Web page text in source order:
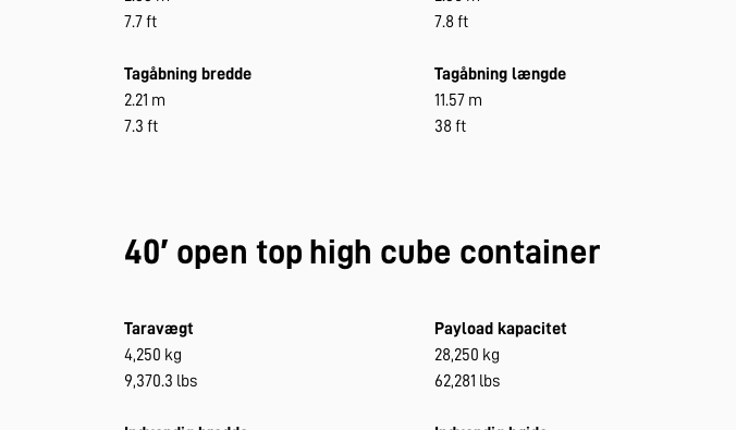
7.7 ft
7.8 ft
Tagåbning bredde
2.21 m
7.3 ft
Tagåbning længde
11.57 m
38 ft
40′ open top high cube container
Taravægt
4,250 kg
9,370.3 lbs
Payload kapacitet
28,250 kg
62,281 lbs